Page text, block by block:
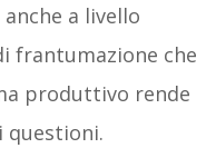
a livello
frantumazione che
produttivo rende
questioni.